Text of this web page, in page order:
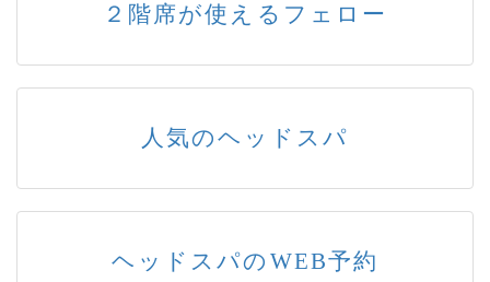
２階席が使えるフェロー
人気のヘッドスパ
ヘッドスパのWEB予約